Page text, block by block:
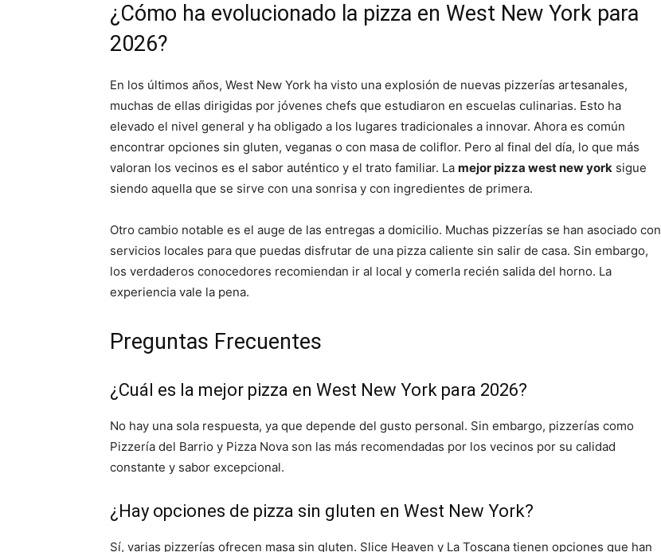
¿Cómo ha evolucionado la pizza en West New York para
2026?
En los últimos años, West New York ha visto una explosión de nuevas pizzerías artesanales,
muchas de ellas dirigidas por jóvenes chefs que estudiaron en escuelas culinarias. Esto ha
elevado el nivel general y ha obligado a los lugares tradicionales a innovar. Ahora es común
encontrar opciones sin gluten, veganas o con masa de coliflor. Pero al final del día, lo que más
valoran los vecinos es el sabor auténtico y el trato familiar. La mejor pizza west new york sigue
siendo aquella que se sirve con una sonrisa y con ingredientes de primera.
Otro cambio notable es el auge de las entregas a domicilio. Muchas pizzerías se han asociado con
servicios locales para que puedas disfrutar de una pizza caliente sin salir de casa. Sin embargo,
los verdaderos conocedores recomiendan ir al local y comerla recién salida del horno. La
experiencia vale la pena.
Preguntas Frecuentes
¿Cuál es la mejor pizza en West New York para 2026?
No hay una sola respuesta, ya que depende del gusto personal. Sin embargo, pizzerías como
Pizzería del Barrio y Pizza Nova son las más recomendadas por los vecinos por su calidad
constante y sabor excepcional.
¿Hay opciones de pizza sin gluten en West New York?
Sí, varias pizzerías ofrecen masa sin gluten. Slice Heaven y La Toscana tienen opciones que han